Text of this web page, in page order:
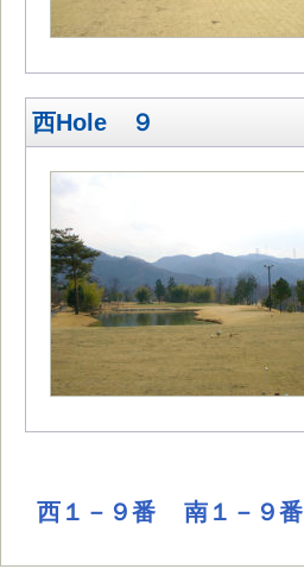
西Hole ９
西１－９番 南１－９番